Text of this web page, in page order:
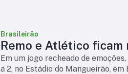
Brasileirão
Remo e Atlético
Em um jogo recheado de
a 2, no Estádio do Mangueirão,